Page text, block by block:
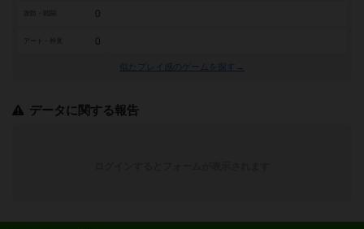
0
アート・外見 0
似たプレイ感のゲームを探す→
データに関する報告